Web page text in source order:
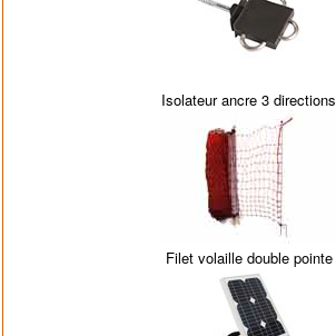
Isolateur ancre 3 directions
Filet volaille double pointe